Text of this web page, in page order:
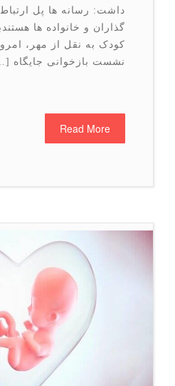
داشت: رسانه ها پل ارتباطی
گذاران و خانواده ها هستندبه
کودک به
نشست بازخوانی جایگاه […]
Read More